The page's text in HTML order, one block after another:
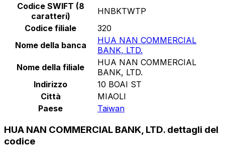
Codice SWIFT (8
caratteri)
HNBKTWTP
Codice filiale
320
Nome della banca
HUA NAN COMMERCIAL
BANK, LTD.
Nome della filiale
HUA NAN COMMERCIAL
BANK, LTD.
Indirizzo
10 BOAI ST
Città
MIAOLI
Paese
Taiwan
HUA NAN COMMERCIAL BANK, LTD. dettagli del
codice